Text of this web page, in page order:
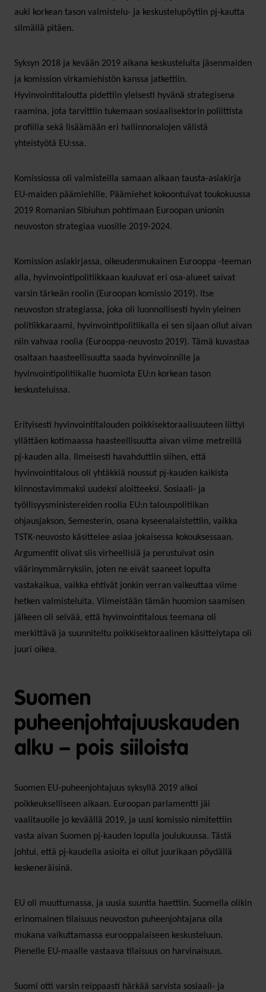
auki korkean tason valmistelu- ja keskustelupöytiin pj-kautta
silmällä pitäen.
Syksyn 2018 ja kevään 2019 aikana keskusteluita jäsenmaiden
ja komission virkamiehistön kanssa jatkettiin.
Hyvinvointitaloutta pidettiin yleisesti hyvänä strategisena
raamina, jota tarvittiin tukemaan sosiaalisektorin poliittista
profiilia sekä lisäämään eri hallinnonalojen välistä
yhteistyötä EU:ssa.
Komissiossa oli valmisteilla samaan aikaan tausta-asiakirja
EU-maiden päämiehille. Päämiehet kokoontuivat toukokuussa
2019 Romanian Sibiuhun pohtimaan Euroopan unionin
neuvoston strategiaa vuosille 2019-2024.
Komission asiakirjassa, oikeudenmukainen Eurooppa -teeman
alla, hyvinvointipolitiikkaan kuuluvat eri osa-alueet saivat
varsin tärkeän roolin (Euroopan komissio 2019). Itse
neuvoston strategiassa, joka oli luonnollisesti hyvin yleinen
politiikkaraami, hyvinvointipolitiikalla ei sen sijaan ollut aivan
niin vahvaa roolia (Eurooppa-neuvosto 2019). Tämä kuvastaa
osaltaan haasteellisuutta saada hyvinvoinnille ja
hyvinvointipolitiikalle huomiota EU:n korkean tason
keskusteluissa.
Erityisesti hyvinvointitalouden poikkisektoraalisuuteen liittyi
yllättäen kotimaassa haasteellisuutta aivan viime metreillä
pj-kauden alla. Ilmeisesti havahduttiin siihen, että
hyvinvointitalous oli yhtäkkiä noussut pj-kauden kaikista
kiinnostavimmaksi uudeksi aloitteeksi. Sosiaali- ja
työllisyysministereiden roolia EU:n talouspolitiikan
ohjausjakson, Semesterin, osana kyseenalaistettiin, vaikka
TSTK-neuvosto käsittelee asiaa jokaisessa kokouksessaan.
Argumentit olivat siis virheellisiä ja perustuivat osin
väärinymmärryksiin, joten ne eivät saaneet lopulta
vastakaikua, vaikka ehtivät jonkin verran vaikeuttaa viime
hetken valmisteluita. Viimeistään tämän huomion saamisen
jälkeen oli selvää, että hyvinvointitalous teemana oli
merkittävä ja suunniteltu poikkisektoraalinen käsittelytapa oli
juuri oikea.
Suomen
puheenjohtajuuskauden
alku – pois siiloista
Suomen EU-puheenjohtajuus syksyllä 2019 alkoi
poikkeukselliseen aikaan. Euroopan parlamentti jäi
vaalitauolle jo keväällä 2019, ja uusi komissio nimitettiin
vasta aivan Suomen pj-kauden lopulla joulukuussa. Tästä
johtui, että pj-kaudella asioita ei ollut juurikaan pöydällä
keskeneräisinä.
EU oli muuttumassa, ja uusia suuntia haettiin. Suomella olikin
erinomainen tilaisuus neuvoston puheenjohtajana olla
mukana vaikuttamassa eurooppalaiseen keskusteluun.
Pienelle EU-maalle vastaava tilaisuus on harvinaisuus.
Suomi otti varsin reippaasti härkää sarvista sosiaali- ja